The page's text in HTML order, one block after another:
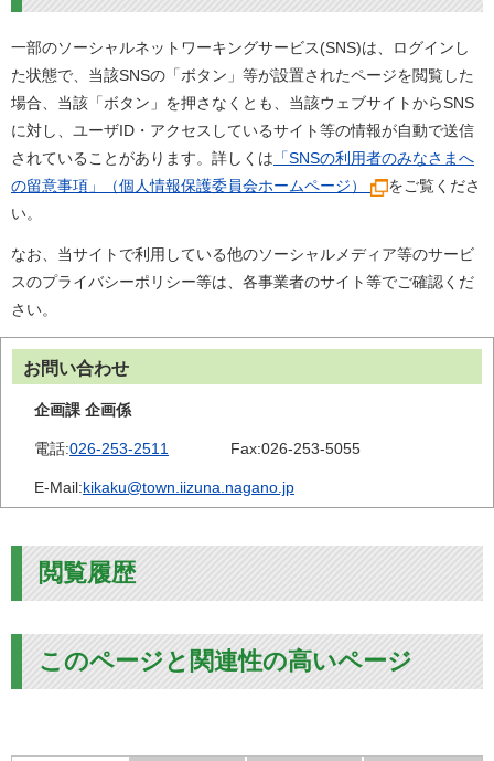
一部のソーシャルネットワーキングサービス(SNS)は、ログインし
た状態で、当該SNSの「ボタン」等が設置されたページを閲覧した
場合、当該「ボタン」を押さなくとも、当該ウェブサイトからSNS
に対し、ユーザID・アクセスしているサイト等の情報が自動で送信
されていることがあります。詳しくは 「SNSの利用者のみなさまへ
の留意事項」（個人情報保護委員会ホームページ）
をご覧くださ
い。
なお、当サイトで利用している他のソーシャルメディア等のサービ
スのプライバシーポリシー等は、各事業者のサイト等でご確認くだ
さい。
お問い合わせ
企画課 企画係
電話:026-253-2511 Fax:026-253-5055
E-Mail:kikaku@town.iizuna.nagano.jp
閲覧履歴
このページと関連性の高いページ